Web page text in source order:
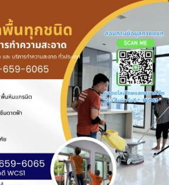
หินขัด อบต.แหลมบัวนครปฐม